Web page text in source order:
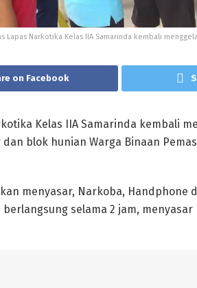
Lapas Narkotika Kelas IIA Samarinda kembali
on Facebook
Kelas IIA Samarinda kembali
blok hunian Warga Binaan
menyasar, Narkoba, Handphone
selama 2 jam,